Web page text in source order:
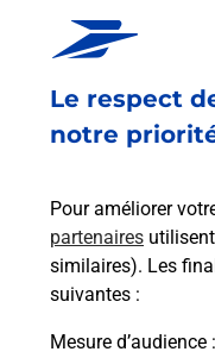
Le respect
notre
Pour améliorer
partenaires
similaires). Les
suivantes :
Mesure d’audience
Malin !
La Poste
en ligne
En savoir plus
Recherchez